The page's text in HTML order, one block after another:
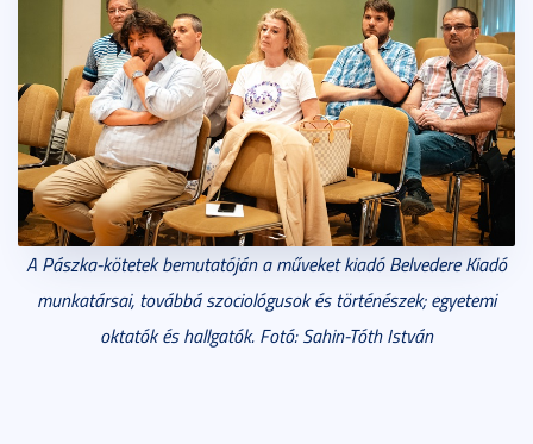
A Pászka-kötetek bemutatóján a műveket kiadó Belvedere Kiadó
munkatársai, továbbá szociológusok és történészek; egyetemi
oktatók és hallgatók. Fotó: Sahin-Tóth István